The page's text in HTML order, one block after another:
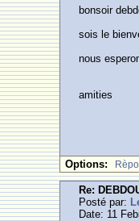
bonsoir
sois le
nous
amities
Options:
Re:
Posté par:
Date: 11